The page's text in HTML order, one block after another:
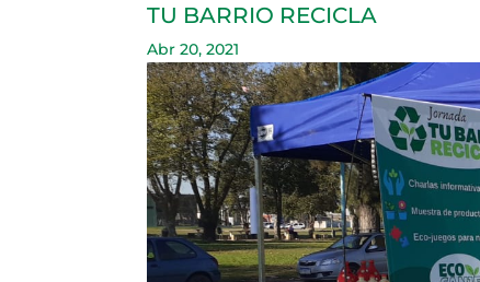
TU BARRIO RECICLA
Abr 20, 2021